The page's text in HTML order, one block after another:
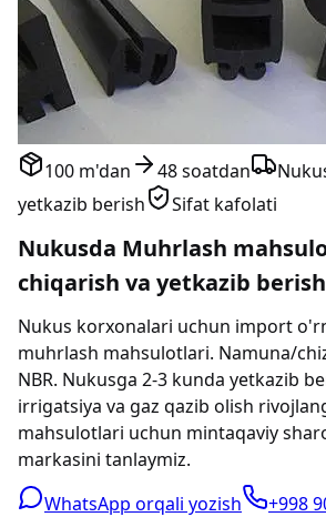
100 m'dan 48 soatdan
yetkazib berish
Sifat kafolati
Nukusda Muhrlash
chiqarish va yetkazib berish
Nukus korxonalari uchun import
muhrlash mahsulotlari. Namuna/
NBR. Nukusga 2-3 kunda yetkazib
irrigatsiya va gaz qazib olish
mahsulotlari uchun mintaqaviy
markasini tanlaymiz.
WhatsApp orqali yozish
+998